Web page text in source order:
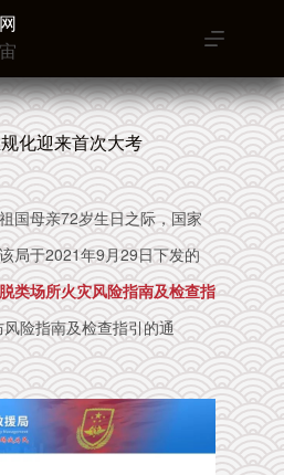
化迎来首次大考
国母亲72岁生日之际，国家
局于2021年9月29日下发的
类场所火灾风险指南及检查指
险指南及检查指引的通